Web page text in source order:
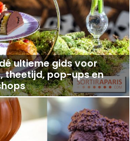
ultieme gids voor
theetijd, pop-ups en